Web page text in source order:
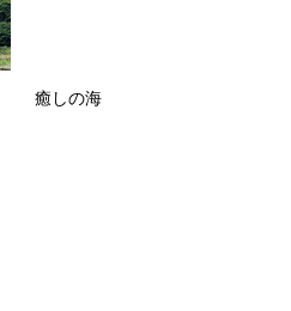
癒しの海